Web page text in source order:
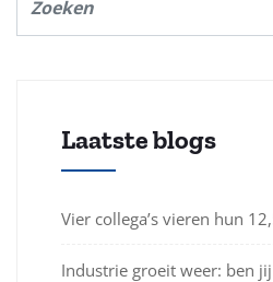
Laatste blogs
Vier collega’s vieren hun
Industrie groeit weer: ben